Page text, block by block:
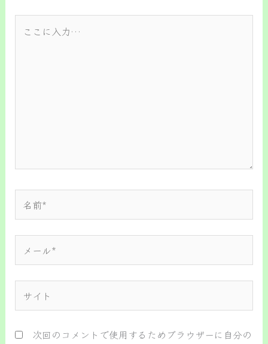
*
ル
次回のコメントで使用するためブラウザーに自分の